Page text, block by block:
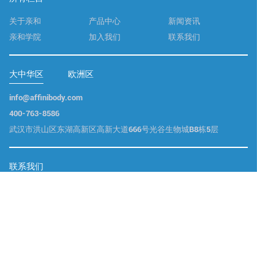
关于亲和 产品中心
新闻资讯
亲和学院
加入我们 联系我们
大中华区 欧洲区
info@affinibody.com
400-763-8586
武汉市洪山区东湖高新区高新大道666号光谷生物城B8栋5层
联系我们